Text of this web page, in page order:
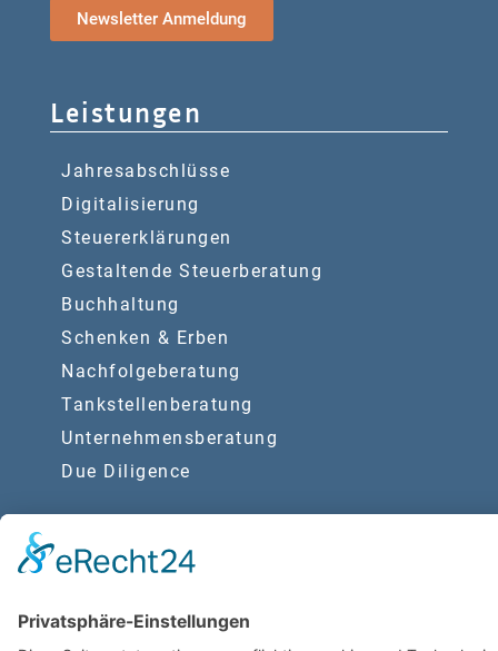
Newsletter Anmeldung
Leistungen
Jahresabschlüsse
Digitalisierung
Steuererklärungen
Gestaltende Steuerberatung
Buchhaltung
Schenken & Erben
Nachfolgeberatung
Tankstellenberatung
Unternehmensberatung
Due Diligence
Synergien
Rechtsberatung